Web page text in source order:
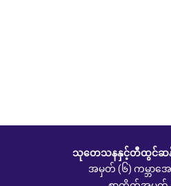
သုတေသနနှင့်တီထွင်ဆန်း
အမှတ် (၆) ကမ္ဘာအ